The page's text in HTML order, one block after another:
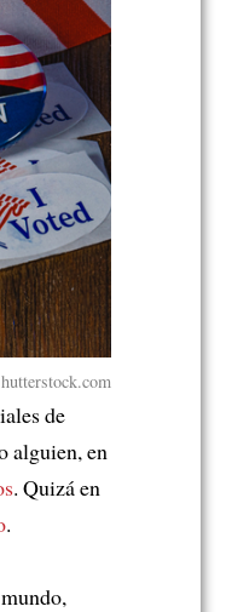
de
alguien, en
. Quizá en
.